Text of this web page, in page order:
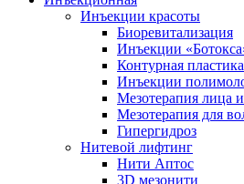
Инъекции красоты
Биоревитализация
Инъекции
Контурная
Инъекции
Мезотерапия лица и
Мезотерапия для
Гипергидроз
Нитевой лифтинг
Нити Аптос
3D мезонити